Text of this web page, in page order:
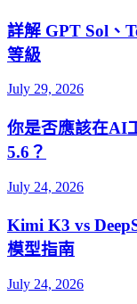
詳解 GPT Sol、
等級
July 29, 2026
你是否應該在AI
5.6？
July 24, 2026
Kimi K3 vs
模型指南
July 24, 2026